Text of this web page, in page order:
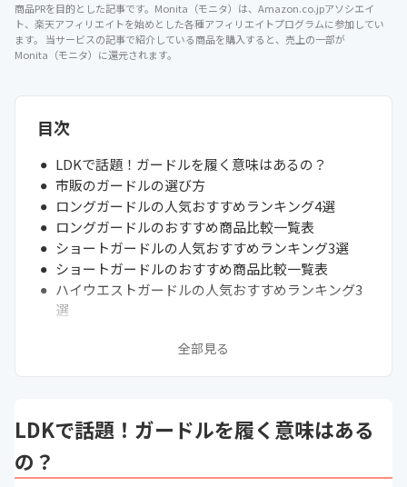
商品PRを目的とした記事です。Monita（モニタ）は、Amazon.co.jpアソシエイ
ト、楽天アフィリエイトを始めとした各種アフィリエイトプログラムに参加してい
ます。 当サービスの記事で紹介している商品を購入すると、売上の一部が
Monita（モニタ）に還元されます。
目次
LDKで話題！ガードルを履く意味はあるの？
市販のガードルの選び方
ロングガードルの人気おすすめランキング4選
ロングガードルのおすすめ商品比較一覧表
ショートガードルの人気おすすめランキング3選
ショートガードルのおすすめ商品比較一覧表
ハイウエストガードルの人気おすすめランキング3
選
骨盤ガードルの人気おすすめランキング3選
通販サイトの最新売れ筋ランキングもチェック！
ガードルの下はショーツ？それとも一枚履き？
全部見る
LDKで話題！ガードルを履く意味はある
の？